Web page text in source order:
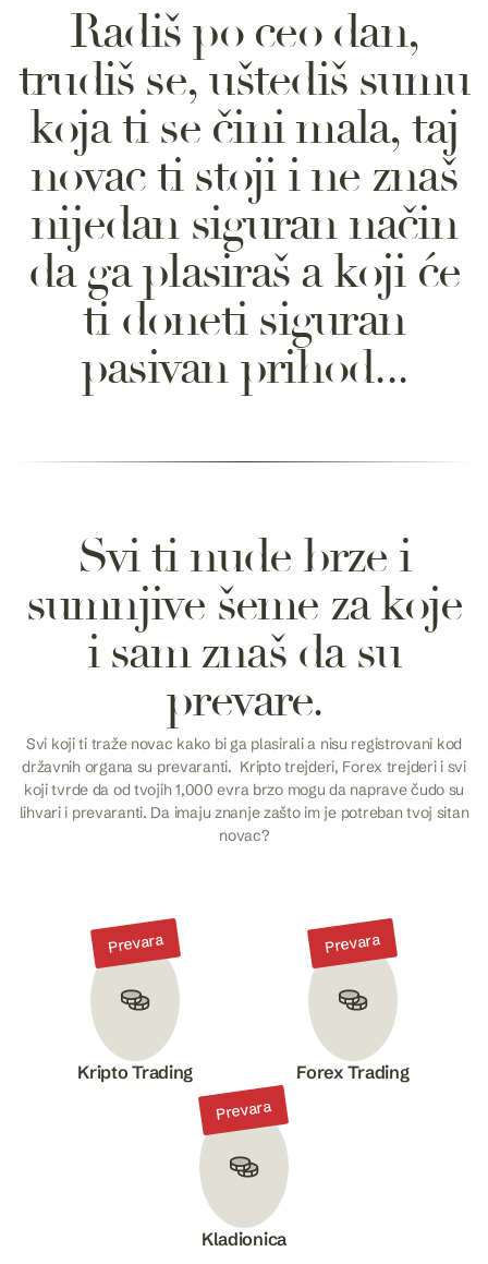
Radiš po ceo dan,
trudiš se,uštediš sumu
kojati se činimala, taj
novacti stoji i ne znaš
nijedan siguran način
da ga plasiraš a koji će
ti doneti siguran
pasivan prihod...
Svi ti nude brze i
sumnjive šeme za koje
i sam znaš da su
prevare.
Svi koji ti traže novac kako bi ga plasirali a nisu registrovani kod
državnih organa su prevaranti. Kripto trejderi, Forex trejderi i svi
koji tvrde da od tvojih 1,000 evra brzo mogu da naprave čudo su
lihvari i prevaranti. Da imaju znanje zašto im je potreban tvoj sitan
novac?
Prevara
Kripto Trading
Prevara
Forex Trading
Prevara
Kladionica